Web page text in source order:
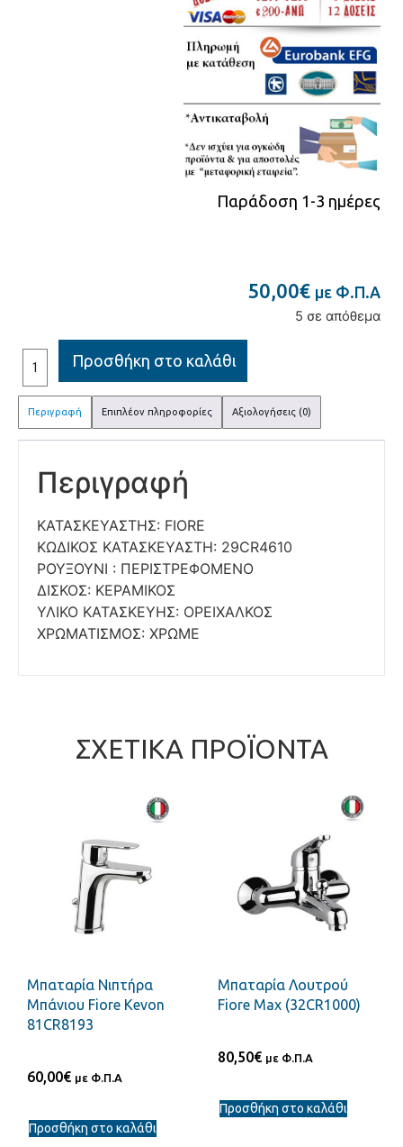
Παράδοση 1-3 ημέρες
50,00€ με Φ.Π.Α
5 σε απόθεμα
Προσθήκη στο καλάθι
Περιγραφή Επιπλέον πληροφορίες Αξιολογήσεις (0)
Περιγραφή
ΚΑΤΑΣΚΕΥΑΣΤΗΣ: FIORE
ΚΩΔΙΚΟΣ ΚΑΤΑΣΚΕΥΑΣΤΗ: 29CR4610
ΡΟΥΞΟΥΝΙ : ΠΕΡΙΣΤΡΕΦΟΜΕΝΟ
ΔΙΣΚΟΣ: ΚΕΡΑΜΙΚΟΣ
ΥΛΙΚΟ ΚΑΤΑΣΚΕΥΗΣ: ΟΡΕΙΧΑΛΚΟΣ
ΧΡΩΜΑΤΙΣΜΟΣ: ΧΡΩΜΕ
ΣΧΕΤΙΚΆ ΠΡΟΪΌΝΤΑ
Μπαταρία Νιπτήρα
Μπάνιου Fiore Kevon
81CR8193
60,00€ με Φ.Π.Α
Προσθήκη στο καλάθι
Μπαταρία Λουτρού
Fiore Max (32CR1000)
80,50€ με Φ.Π.Α
Προσθήκη στο καλάθι